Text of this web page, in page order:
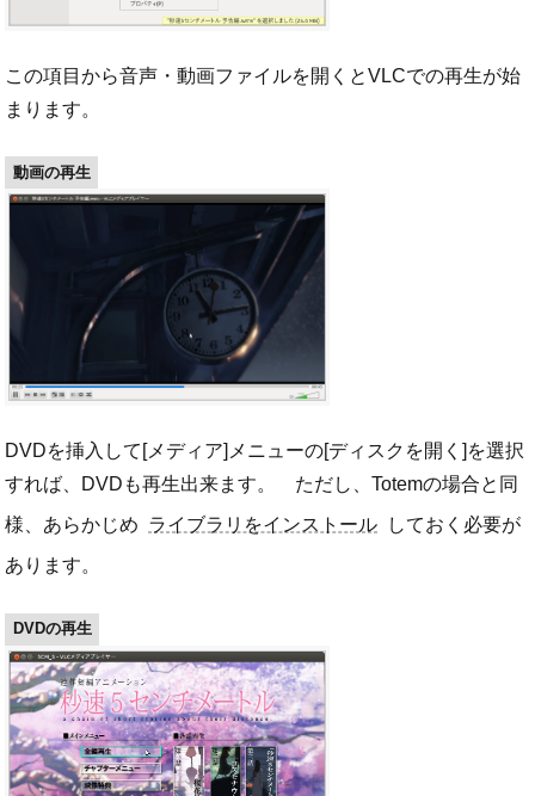
この項目から音声・動画ファイルを開くとVLCでの再生が始
まります。
動画の再生
DVDを挿入して[メディア]メニューの[ディスクを開く]を選択
すれば、DVDも再生出来ます。 ただし、Totemの場合と同
様、あらかじめ ライブラリをインストール
しておく必要が
あります。
DVDの再生